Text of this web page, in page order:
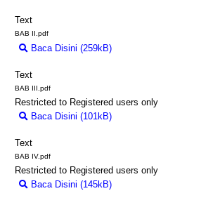
Text
BAB II.pdf
Baca Disini (259kB)
Text
BAB III.pdf
Restricted to Registered users only
Baca Disini (101kB)
Text
BAB IV.pdf
Restricted to Registered users only
Baca Disini (145kB)